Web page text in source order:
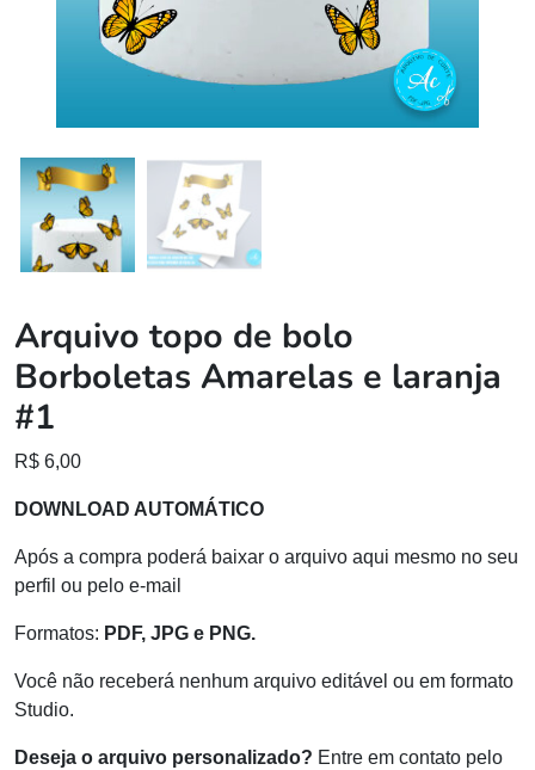
Arquivo topo de bolo
Borboletas Amarelas e laranja
#1
R$ 6,00
DOWNLOAD AUTOMÁTICO
Após a compra poderá baixar o arquivo aqui mesmo no seu
perfil ou pelo e-mail
Formatos: PDF, JPG e PNG.
Você não receberá nenhum arquivo editável ou em formato
Studio.
Deseja o arquivo personalizado? Entre em contato pelo